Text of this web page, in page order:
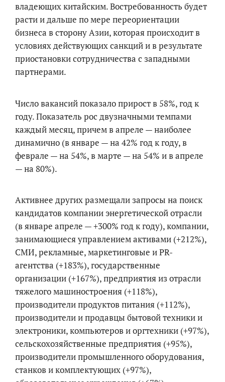
владеющих китайским. Востребованность будет
расти и дальше по мере переориентации
бизнеса в сторону Азии, которая происходит в
условиях действующих санкций и в результате
приостановки сотрудничества с западными
партнерами.
Число вакансий показало прирост в 58%, год к
году. Показатель рос двузначными темпами
каждый месяц, причем в апреле — наиболее
динамично (в январе — на 42% год к году, в
феврале — на 54%, в марте — на 54% и в апреле
— на 80%).
Активнее других размещали запросы на поиск
кандидатов компании энергетической отрасли
(в январе апреле — +300% год к году), компании,
занимающиеся управлением активами (+212%),
СМИ, рекламные, маркетинговые и PR-
агентства (+183%), государственные
организации (+167%), предприятия из отрасли
тяжелого машиностроения (+118%),
производители продуктов питания (+112%),
производители и продавцы бытовой техники и
электроники, компьютеров и оргтехники (+97%),
сельскохозяйственные предприятия (+95%),
производители промышленного оборудования,
станков и комплектующих (+97%),